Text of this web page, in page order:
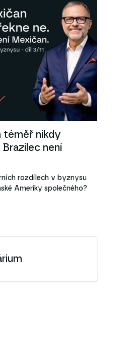
téměř nikdy
není
rozdílech v byznysu
Ameriky společného?